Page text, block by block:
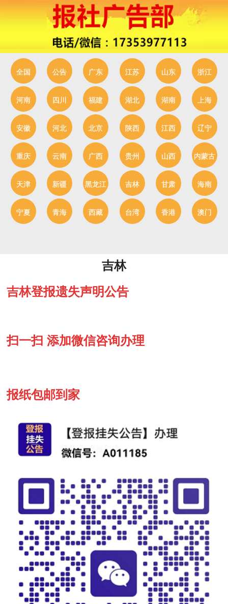
全国 公告 广东 江苏 山东 浙江
河南 四川 福建 湖北 湖南 上海
安徽 河北 北京 陕西 江西 辽宁
重庆 云南 广西 贵州 山西 内蒙古
天津 新疆 黑龙江 吉林 甘肃 海南
宁夏 青海 西藏 台湾 香港 澳门
吉林
吉林登报遗失声明公告
扫一扫 添加微信咨询办理
报纸包邮到家